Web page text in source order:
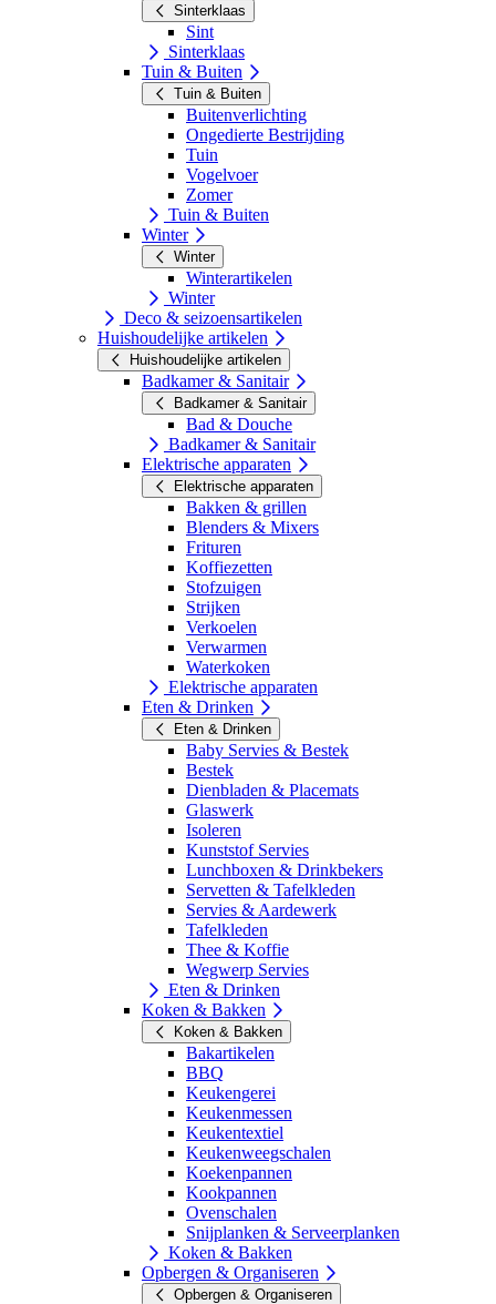
Sinterklaas
Sint
Sinterklaas
Tuin & Buiten
Tuin & Buiten
Buitenverlichting
Ongedierte Bestrijding
Tuin
Vogelvoer
Zomer
Tuin & Buiten
Winter
Winter
Winterartikelen
Winter
Deco & seizoensartikelen
Huishoudelijke artikelen
Huishoudelijke artikelen
Badkamer & Sanitair
Badkamer & Sanitair
Bad & Douche
Badkamer & Sanitair
Elektrische apparaten
Elektrische apparaten
Bakken & grillen
Blenders & Mixers
Frituren
Koffiezetten
Stofzuigen
Strijken
Verkoelen
Verwarmen
Waterkoken
Elektrische apparaten
Eten & Drinken
Eten & Drinken
Baby Servies & Bestek
Bestek
Dienbladen & Placemats
Glaswerk
Isoleren
Kunststof Servies
Lunchboxen & Drinkbekers
Servetten & Tafelkleden
Servies & Aardewerk
Tafelkleden
Thee & Koffie
Wegwerp Servies
Eten & Drinken
Koken & Bakken
Koken & Bakken
Bakartikelen
BBQ
Keukengerei
Keukenmessen
Keukentextiel
Keukenweegschalen
Koekenpannen
Kookpannen
Ovenschalen
Snijplanken & Serveerplanken
Koken & Bakken
Opbergen & Organiseren
Opbergen & Organiseren